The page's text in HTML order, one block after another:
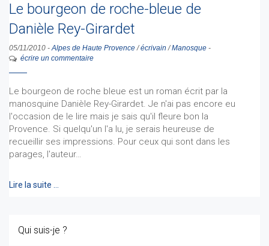
Le bourgeon de roche-bleue de
Danièle Rey-Girardet
05/11/2010 -Alpes de Haute Provence/écrivain /Manosque -
écrire un commentaire
Le bourgeon de roche bleue est un roman écrit par la
manosquine Danièle Rey-Girardet. Je n'ai pas encore eu
l'occasion de le lire mais je sais qu'il fleure bon la
Provence. Si quelqu'un l'a lu, je serais heureuse de
recueillir ses impressions. Pour ceux qui sont dans les
parages, l'auteur…
Lire la suite …
Qui suis-je ?